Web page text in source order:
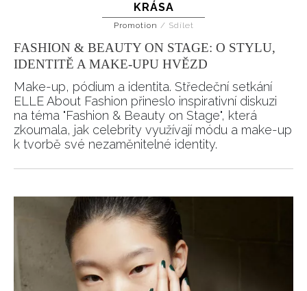
INFORMACE
REDAKCE
KRÁSA
Promotion / Sdílet
FASHION & BEAUTY ON STAGE: O STYLU,
IDENTITĚ A MAKE-UPU HVĚZD
Make-up, pódium a identita. Středeční setkání
ELLE About Fashion přineslo inspirativní diskuzi
na téma "Fashion & Beauty on Stage", která
zkoumala, jak celebrity využívají módu a make-up
k tvorbě své nezaměnitelné identity.